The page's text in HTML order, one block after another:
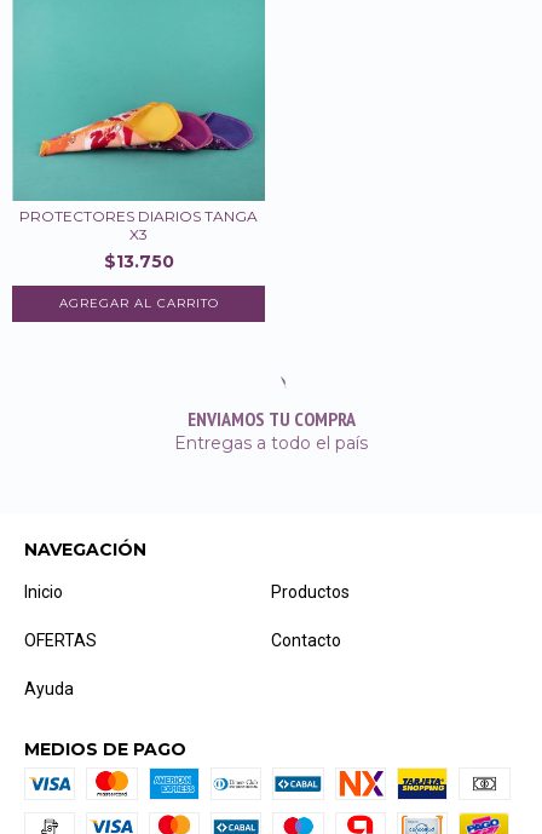
PROTECTORES DIARIOS TANGA
X3
$13.750
ENVIAMOS TU COMPRA
Entregas a todo el país
NAVEGACIÓN
Inicio Productos
OFERTAS Contacto
Ayuda
MEDIOS DE PAGO